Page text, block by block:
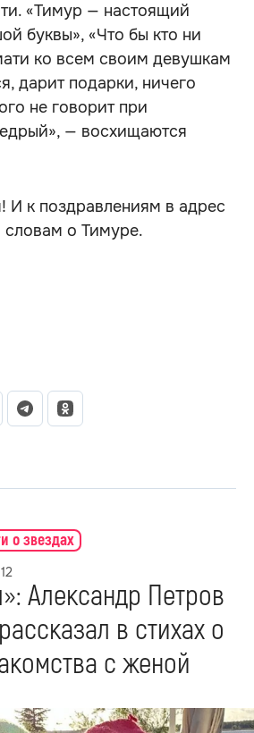
«Тимур — настоящий
буквы», «Что бы кто ни
ко всем своим девушкам
дарит подарки, ничего
не говорит при
— восхищаются
И к поздравлениям в адрес
о Тимуре.
о звездах
Александр Петров
в стихах о
с женой